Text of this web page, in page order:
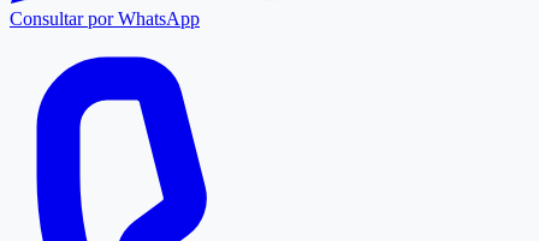
Consultar por WhatsApp